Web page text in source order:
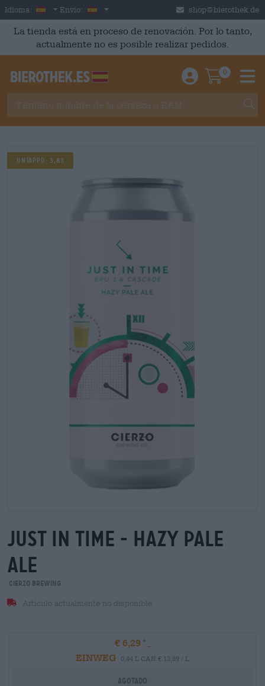
Skip to main content
Idioma: Spanish
Envío: España shop@bierothek.de
La tienda está en proceso de renovación. Por lo tanto,
actualmente no es posible realizar pedidos.
Einloggen /
0
UNTAPPD: 3,83
just in time - hazy pale
ale
Cierzo Brewing
Artículo actualmente no disponible
€ 6,29
EINWEG
0,44 L CAN € 13,89 / L
Agotado